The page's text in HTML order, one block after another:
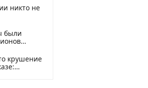
никто не
были
крушение